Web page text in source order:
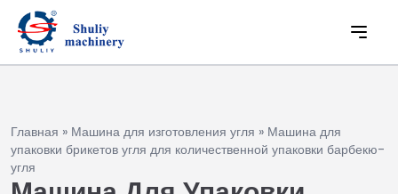
Главная » Машина для изготовления угля » Машина для
упаковки брикетов угля для количественной упаковки барбекю-
угля